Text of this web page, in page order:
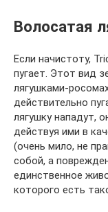
Волосатая
Если начистоту,
пугает. Этот вид
лягушками-
действительно
лягушку нападут,
действуя ими в
(очень мило, не
собой, а
единственное
которого есть